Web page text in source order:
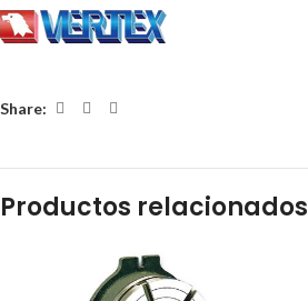
Share:
Productos relacionados